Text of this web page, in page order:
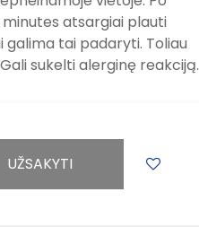
minutes atsargiai plauti
galima tai padaryti. Toliau
sukelti alerginę reakciją.
UŽSAKYTI